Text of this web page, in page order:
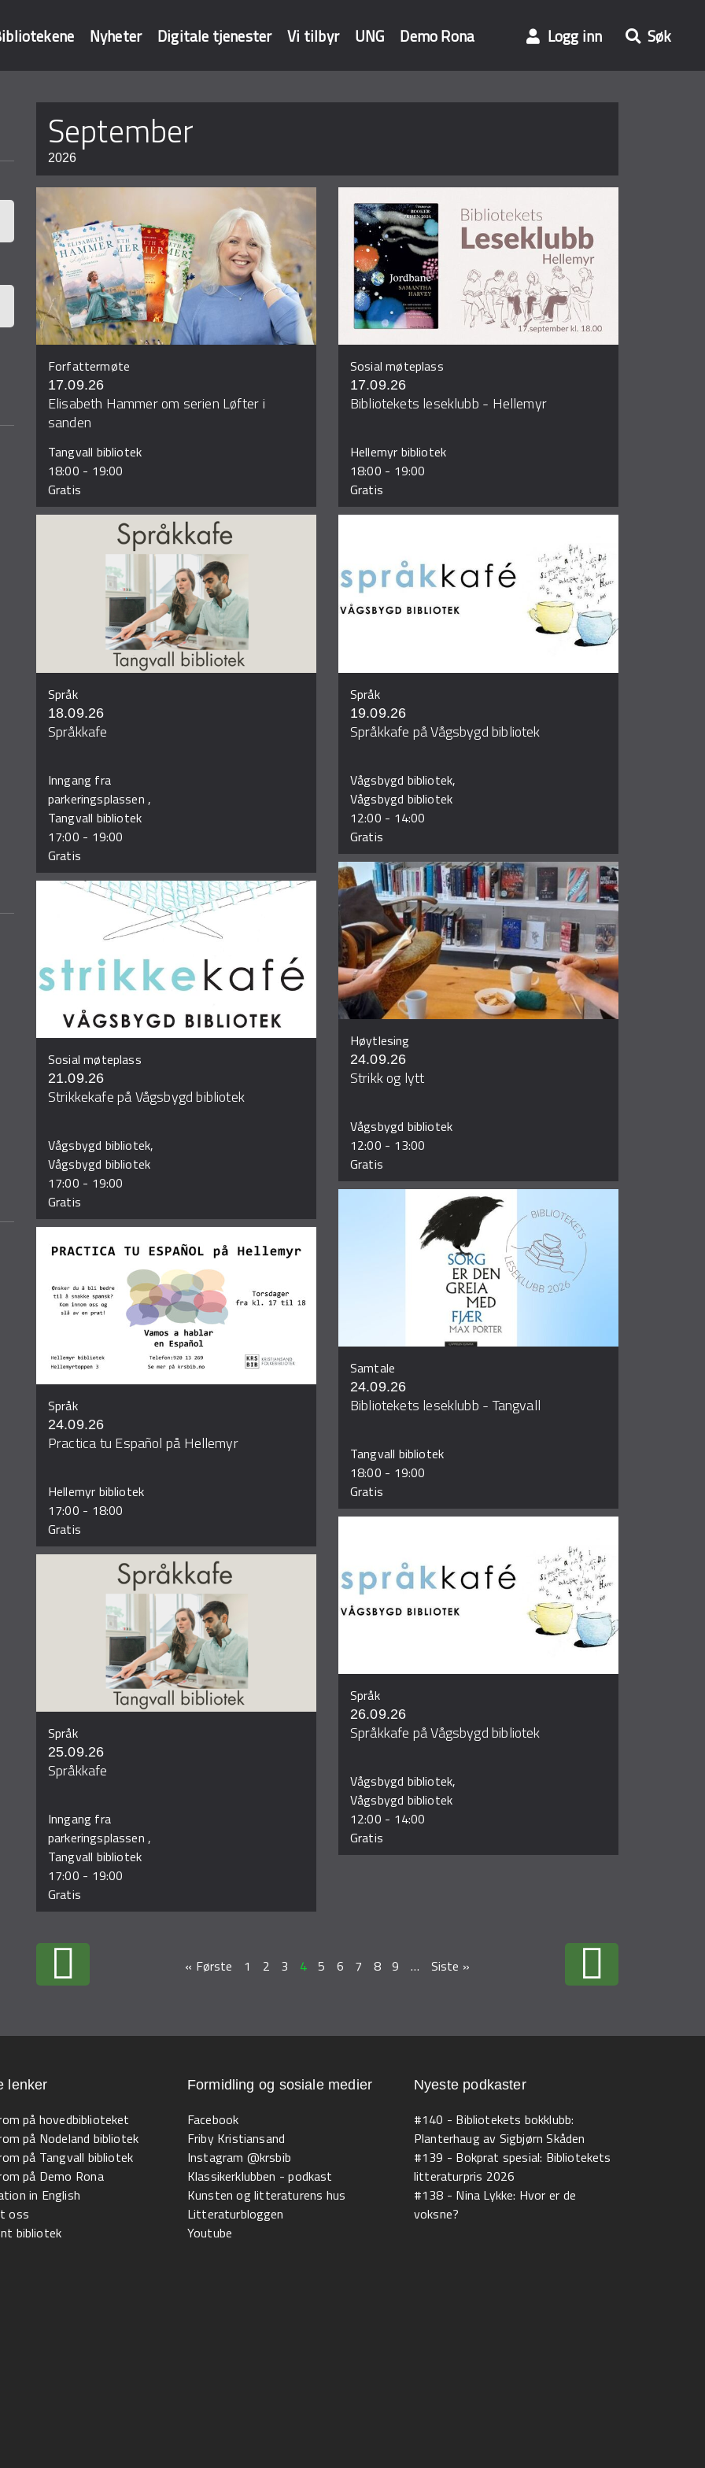
Nyheter Digitale tjenester Vi tilbyr UNG Demo Rona Logg inn Søk
september
2026
Forfattermøte
17.09.26
Elisabeth Hammer om serien Løfter i
sanden
Tangvall bibliotek
18:00 - 19:00
Gratis
Sosial møteplass
17.09.26
Bibliotekets leseklubb - Hellemyr
Hellemyr bibliotek
18:00 - 19:00
Gratis
Språk
18.09.26
Språkkafe
Inngang fra
parkeringsplassen ,
Tangvall bibliotek
17:00 - 19:00
Gratis
Språk
19.09.26
Språkkafe på Vågsbygd bibliotek
Vågsbygd bibliotek,
Vågsbygd bibliotek
12:00 - 14:00
Gratis
Sosial møteplass
21.09.26
Strikkekafe på Vågsbygd bibliotek
Vågsbygd bibliotek,
Vågsbygd bibliotek
17:00 - 19:00
Gratis
Høytlesing
24.09.26
Strikk og lytt
Vågsbygd bibliotek
12:00 - 13:00
Gratis
Språk
24.09.26
Practica tu Español på Hellemyr
Hellemyr bibliotek
17:00 - 18:00
Gratis
Samtale
24.09.26
Bibliotekets leseklubb - Tangvall
Tangvall bibliotek
18:00 - 19:00
Gratis
Språk
25.09.26
Språkkafe
Inngang fra
parkeringsplassen ,
Tangvall bibliotek
17:00 - 19:00
Gratis
Språk
26.09.26
Språkkafe på Vågsbygd bibliotek
Vågsbygd bibliotek,
Vågsbygd bibliotek
12:00 - 14:00
Gratis
Sider
« Første 1 2 3 4 5 6 7 8 9 … Siste »
lenker
på hovedbiblioteket
på Nodeland bibliotek
på Tangvall bibliotek
på Demo Rona
in English
oss
bibliotek
Formidling og sosiale medier
Facebook
Friby Kristiansand
Instagram @krsbib
Klassikerklubben - podkast
Kunsten og litteraturens hus
Litteraturbloggen
Youtube
Nyeste podkaster
#140 - Bibliotekets bokklubb:
Planterhaug av Sigbjørn Skåden
#139 - Bokprat spesial: Bibliotekets
litteraturpris 2026
#138 - Nina Lykke: Hvor er de
voksne?